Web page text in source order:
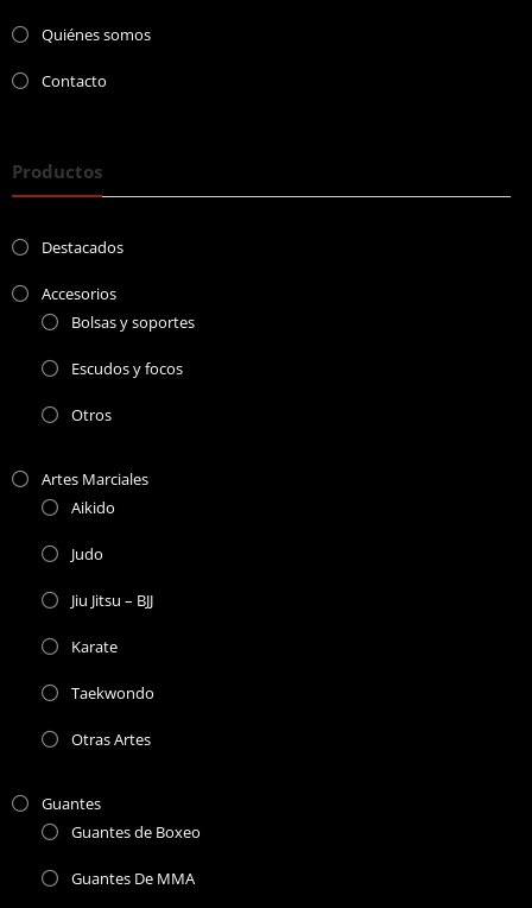
Quiénes somos
Contacto
Productos
Destacados
Accesorios
Bolsas y soportes
Escudos y focos
Otros
Artes Marciales
Aikido
Judo
Jiu Jitsu – BJJ
Karate
Taekwondo
Otras Artes
Guantes
Guantes de Boxeo
Guantes De MMA